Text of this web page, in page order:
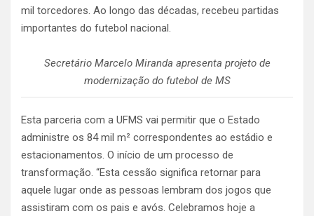
mil torcedores. Ao longo das décadas, recebeu partidas
importantes do futebol nacional.
Secretário Marcelo Miranda apresenta projeto de
modernização do futebol de MS
Esta parceria com a UFMS vai permitir que o Estado
administre os 84 mil m² correspondentes ao estádio e
estacionamentos. O início de um processo de
transformação. “Esta cessão significa retornar para
aquele lugar onde as pessoas lembram dos jogos que
assistiram com os pais e avós. Celebramos hoje a